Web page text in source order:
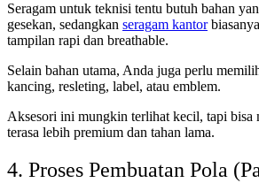
Seragam untuk teknisi tentu butuh bahan
gesekan, sedangkan seragam kantor
tampilan rapi dan breathable.
Selain bahan utama, Anda juga perlu
kancing, resleting, label, atau emblem.
Aksesori ini mungkin terlihat kecil, tapi bisa
terasa lebih premium dan tahan lama.
4. Proses Pembuatan Pola